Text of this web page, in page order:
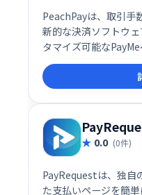
PeachPayは、取引手
新的な決済ソフトウ
タマイズ可能な
方法に加え、選択し
柔軟な手数料設定と多
ズな決済を実現しま
0.0 (0件)
PayRequestは、独自
た支払いページを簡